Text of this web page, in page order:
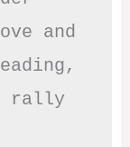
and
rally